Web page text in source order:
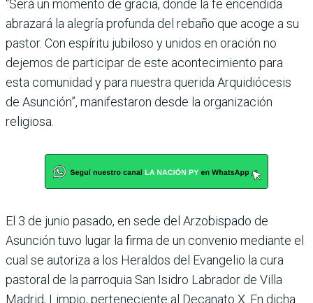
“Será un momento de gracia, donde la fe encendida
abrazará la alegría profunda del rebaño que acoge a su
pastor. Con espíritu jubiloso y unidos en oración no
dejemos de participar de este acontecimiento para
esta comunidad y para nuestra querida Arquidiócesis
de Asunción”, manifestaron desde la organización
religiosa.
El 3 de junio pasado, en sede del Arzobispado de
Asunción tuvo lugar la firma de un convenio mediante el
cual se autoriza a los Heraldos del Evangelio la cura
pastoral de la parroquia San Isidro Labrador de Villa
Madrid, Limpio, perteneciente al Decanato X. En dicha